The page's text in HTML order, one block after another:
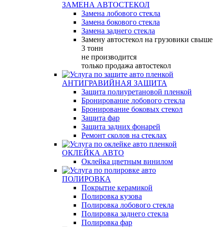
ЗАМЕНА АВТОСТЕКОЛ
Замена лобового стекла
Замена бокового стекла
Замена заднего стекла
Замену автостекол на грузовики свыше
3 тонн
не производится
только продажа автостекол
АНТИГРАВИЙНАЯ ЗАЩИТА
Защита полиуретановой пленкой
Бронирование лобового стекла
Бронирование боковых стекол
Защита фар
Защита задних фонарей
Ремонт сколов на стеклах
ОКЛЕЙКА АВТО
Оклейка цветным винилом
ПОЛИРОВКА
Покрытие керамикой
Полировка кузова
Полировка лобового стекла
Полировка заднего стекла
Полировка фар